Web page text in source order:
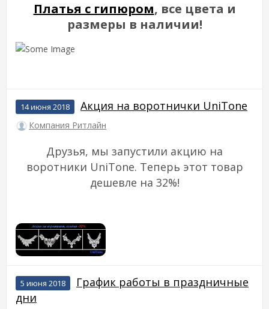
Платья с гипюром, все цвета и
размеры в наличии!
14 июня 2018 Акция на воротнички UniTone
Компания Ритлайн
Друзья, мы запустили акцию на
воротники UniTone. Теперь этот товар
дешевле на 32%!
5 июня 2018
График работы в праздничные
дни